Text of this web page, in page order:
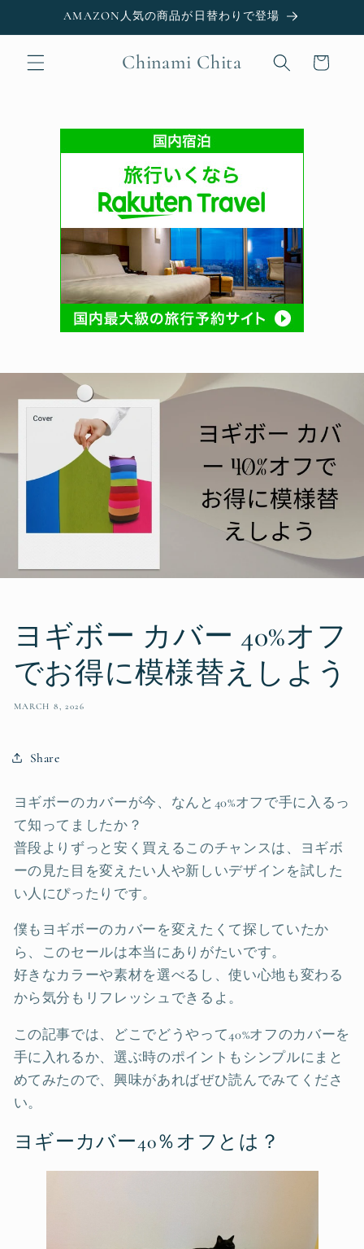
Skip toAMAZON人気の商品が日替わりで登場
Chinami Chita Cart
ヨギボー カバー 40%オフ
でお得に模様替えしよう
MARCH 8, 2026
Share
ヨギボーのカバーが今、なんと40%オフで手に入るっ
て知ってましたか？
普段よりずっと安く買えるこのチャンスは、ヨギボ
ーの見た目を変えたい人や新しいデザインを試した
い人にぴったりです。
僕もヨギボーのカバーを変えたくて探していたか
ら、このセールは本当にありがたいです。
好きなカラーや素材を選べるし、使い心地も変わる
から気分もリフレッシュできるよ。
この記事では、どこでどうやって40%オフのカバーを
手に入れるか、選ぶ時のポイントもシンプルにまと
めてみたので、興味があればぜひ読んでみてくださ
い。
ヨギーカバー40％オフとは？